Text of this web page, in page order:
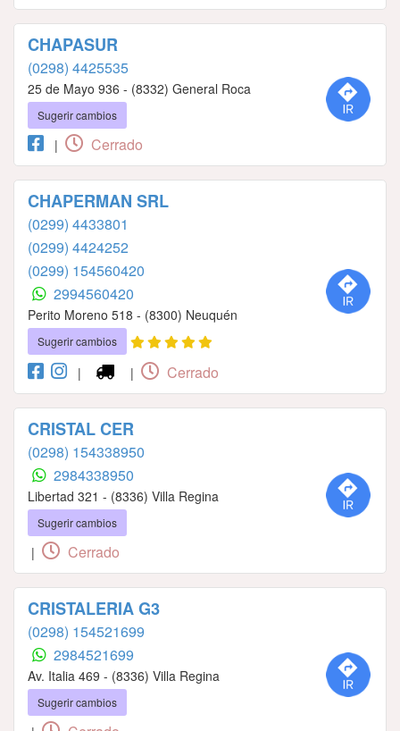
CHAPASUR
(0298) 4425535
25 de Mayo 936 - (8332) General Roca
Sugerir cambios
| Cerrado
CHAPERMAN SRL
(0299) 4433801
(0299) 4424252
(0299) 154560420
2994560420
Perito Moreno 518 - (8300) Neuquén
Sugerir cambios
| | Cerrado
CRISTAL CER
(0298) 154338950
2984338950
Libertad 321 - (8336) Villa Regina
Sugerir cambios
| Cerrado
CRISTALERIA G3
(0298) 154521699
2984521699
Av. Italia 469 - (8336) Villa Regina
Sugerir cambios